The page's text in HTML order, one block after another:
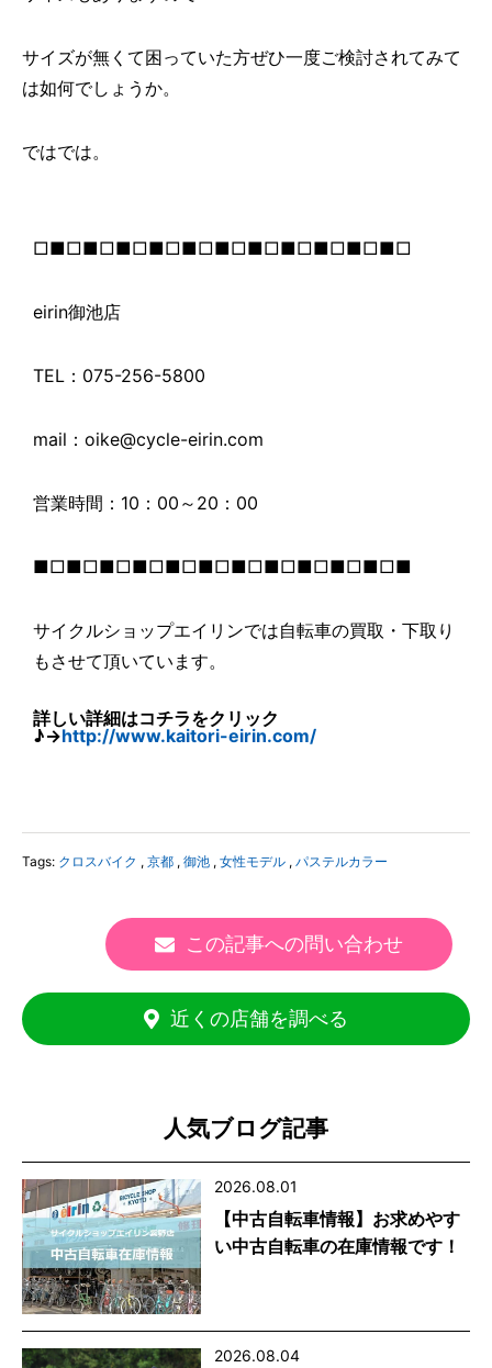
サイズが無くて困っていた方ぜひ一度ご検討されてみて
は如何でしょうか。
ではでは。
□■□■□■□■□■□■□■□■□■□■□■□
eirin御池店
TEL：075-256-5800
mail：oike@cycle-eirin.com
営業時間：10：00～20：00
■□■□■□■□■□■□■□■□■□■□■□■
サイクルショップエイリンでは自転車の買取・下取り
もさせて頂いています。
詳しい詳細はコチラをクリック
♪→http://www.kaitori-eirin.com/
Tags: クロスバイク , 京都 , 御池 , 女性モデル , パステルカラー
この記事への問い合わせ
近くの店舗を調べる
人気ブログ記事
2026.08.01
【中古自転車情報】お求めやす
い中古自転車の在庫情報です！
2026.08.04